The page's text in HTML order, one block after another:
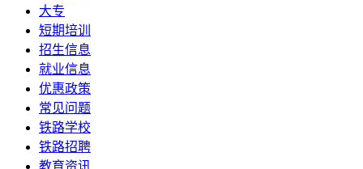
大专
短期培训
招生信息
就业信息
优惠政策
常见问题
铁路学校
铁路招聘